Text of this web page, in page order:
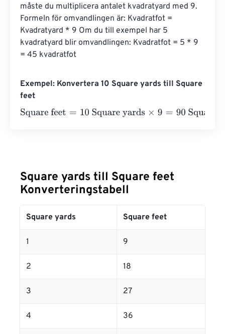
måste du multiplicera antalet kvadratyard med 9.
Formeln för omvandlingen är: Kvadratfot =
Kvadratyard * 9 Om du till exempel har 5
kvadratyard blir omvandlingen: Kvadratfot = 5 * 9
= 45 kvadratfot
Exempel: Konvertera 10 Square yards till Square
feet
Square feet= 10 Square yards×9=90 Square feet
Square yards till Square feet
Konverteringstabell
Square yards Square feet
1 9
2 18
3 27
4 36